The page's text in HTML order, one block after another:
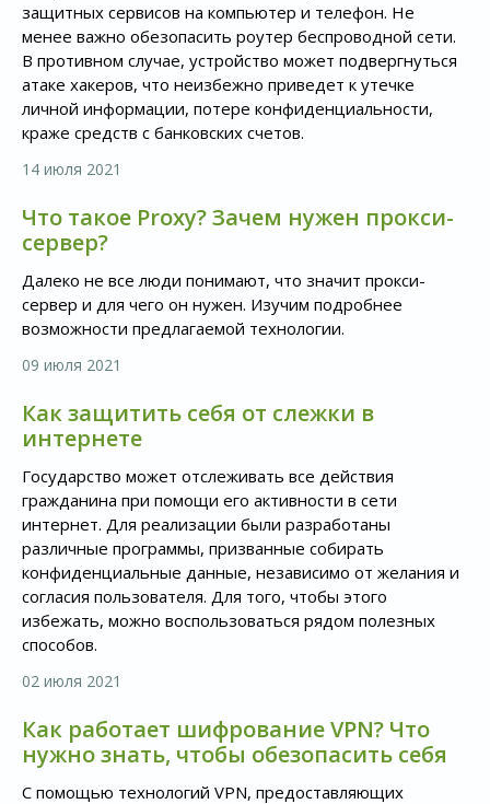
защитных сервисов на компьютер и телефон. Не
менее важно обезопасить роутер беспроводной сети.
В противном случае, устройство может подвергнуться
атаке хакеров, что неизбежно приведет к утечке
личной информации, потере конфиденциальности,
краже средств с банковских счетов.
14 июля 2021
Что такое Proxy? Зачем нужен прокси-
сервер?
Далеко не все люди понимают, что значит прокси-
сервер и для чего он нужен. Изучим подробнее
возможности предлагаемой технологии.
09 июля 2021
Как защитить себя от слежки в
интернете
Государство может отслеживать все действия
гражданина при помощи его активности в сети
интернет. Для реализации были разработаны
различные программы, призванные собирать
конфиденциальные данные, независимо от желания и
согласия пользователя. Для того, чтобы этого
избежать, можно воспользоваться рядом полезных
способов.
02 июля 2021
Как работает шифрование VPN? Что
нужно знать, чтобы обезопасить себя
С помощью технологий VPN, предоставляющих